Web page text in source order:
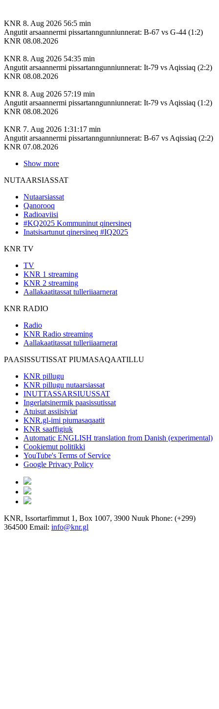
KNR 8. Aug 2026 56:5 min
Angutit arsaannermi pissartanngunniunnerat: B-67 vs G-44 (1:2)
KNR 08.08.2026
KNR 8. Aug 2026 54:35 min
Angutit arsaannermi pissartanngunniunnerat: It-79 vs Aqissiaq (2:2)
KNR 08.08.2026
KNR 8. Aug 2026 57:19 min
Angutit arsaannermi pissartanngunniunnerat: It-79 vs Aqissiaq (1:2)
KNR 08.08.2026
KNR 7. Aug 2026 1:31:17 min
Angutit arsaannermi pissartanngunniunnerat: B-67 vs Aqissiaq (2:2)
KNR 07.08.2026
Show more
NUTAARSIASSAT
Nutaarsiassat
Qanorooq
Radioaviisi
#KQ2025 Kommuninut qinersineq
Inatsisartunut qinersineq #IQ2025
KNR TV
TV
KNR 1 streaming
KNR 2 streaming
Aallakaatitassat tulleriiaarnerat
KNR RADIO
Radio
KNR Radio streaming
Aallakaatitassat tulleriiaarnerat
PAASISSUTISSAT PIUMASAQAATILLU
KNR pillugu
KNR pillugu nutaarsiassat
INUTTASSARSIUUSSAT
Ingerlatsinermik paasissutissat
Atuisut assiisiviat
KNR.gl-imi piumasaqaatit
KNR saaffigiuk
Automatic ENGLISH translation from Danish (experimental)
Cookiemut politikki
YouTube's Terms of Service
Google Privacy Policy
KNR, Issortarfimmut 1, Box 1007, 3900 Nuuk Phone: (+299)
364500 Email: info@knr.gl